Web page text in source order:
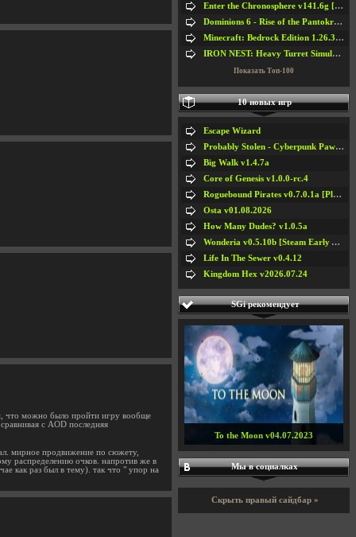
что можно было пройти игру вообще
с AOD последняя
мирное продвижение по сюжету,
распределению очков. напротив же в
как раз был в тему). так что " упор на
Enter the Chronosphere v141.6g [Steam Early Access]
Dominions 6 - Rise of the Pantokrator v6.35a
Minecraft: Bedrock Edition 1.26.33.1a / + TLauncher v2.89
IRON NEST: Heavy Turret Simulator v1.0a
Показать Топ-100
10 новых игр
Escape Wizard
Probably Stolen - Cyberpunk Pawnshop Simulator v048c [Playtest]
Big Walk v1.4.7a
Core of Genesis v1.0.0-rc.4
Roguebound Pirates v0.7.0.1a [Playtest]
Osta v01.08.2026
How Many Dudes? v1.0.5a
Wonderia v0.5.10b [Steam Early Access]
Life In The Sewer v0.4.12
Kingdom Hex v2026.07.24
SGi рекомендует
To the Moon v04.07.2023
Мы в социалках
Скрыть правый сайдбар »